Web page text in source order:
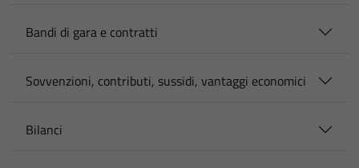
Bandi di gara e contratti
Sovvenzioni, contributi, sussidi, vantaggi economici
Bilanci